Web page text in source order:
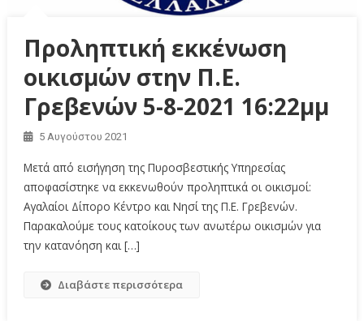
Προληπτική εκκένωση
οικισμών στην Π.Ε.
Γρεβενών 5-8-2021 16:22μμ
5 Αυγούστου 2021
Μετά από εισήγηση της Πυροσβεστικής Υπηρεσίας
αποφασίστηκε να εκκενωθούν προληπτικά οι οικισμοί:
Αγαλαίοι Δίπορο Κέντρο και Νησί της Π.Ε. Γρεβενών.
Παρακαλούμε τους κατοίκους των ανωτέρω οικισμών για
την κατανόηση και […]
Διαβάστε περισσότερα